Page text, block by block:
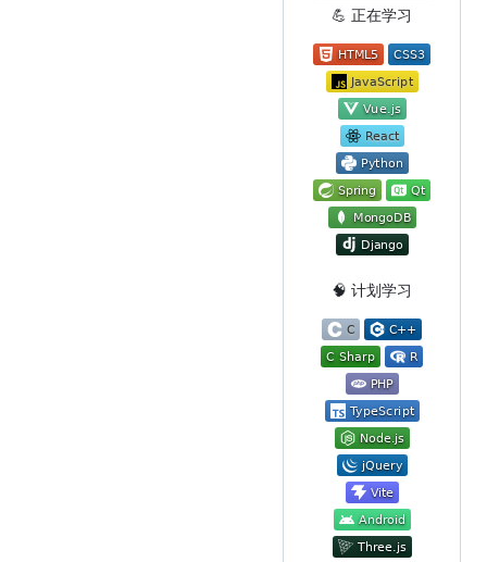
💪 正在学习
🧠 计划学习